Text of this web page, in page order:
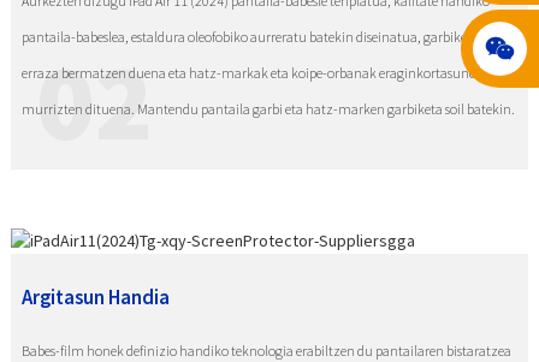
pantaila-babeslea, estaldura oleofobiko aurreratu batekin diseinatua, garbiketa
erraza bermatzen duena eta hatz-markak eta koipe-orbanak eraginkortasunez
murrizten dituena. Mantendu pantaila garbi eta hatz-marken garbiketa soil batekin.
02
Argitasun Handia
Babes-film honek definizio handiko teknologia erabiltzen du pantailaren bistaratzea